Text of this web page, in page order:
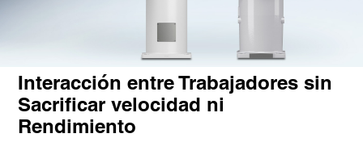
Interacción entre Trabajadores sin
Sacrificar velocidad ni
Rendimiento